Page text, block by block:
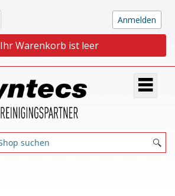
Ihr Warenkorb ist leer